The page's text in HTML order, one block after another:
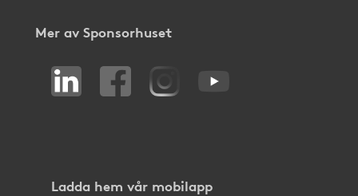
Mer av Sponsorhuset
Ladda hem vår mobilapp